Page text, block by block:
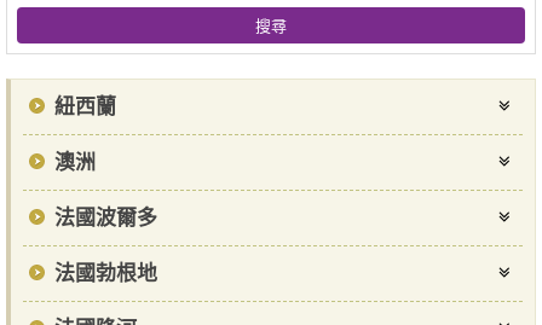
紐西蘭
澳洲
法國波爾多
法國勃根地